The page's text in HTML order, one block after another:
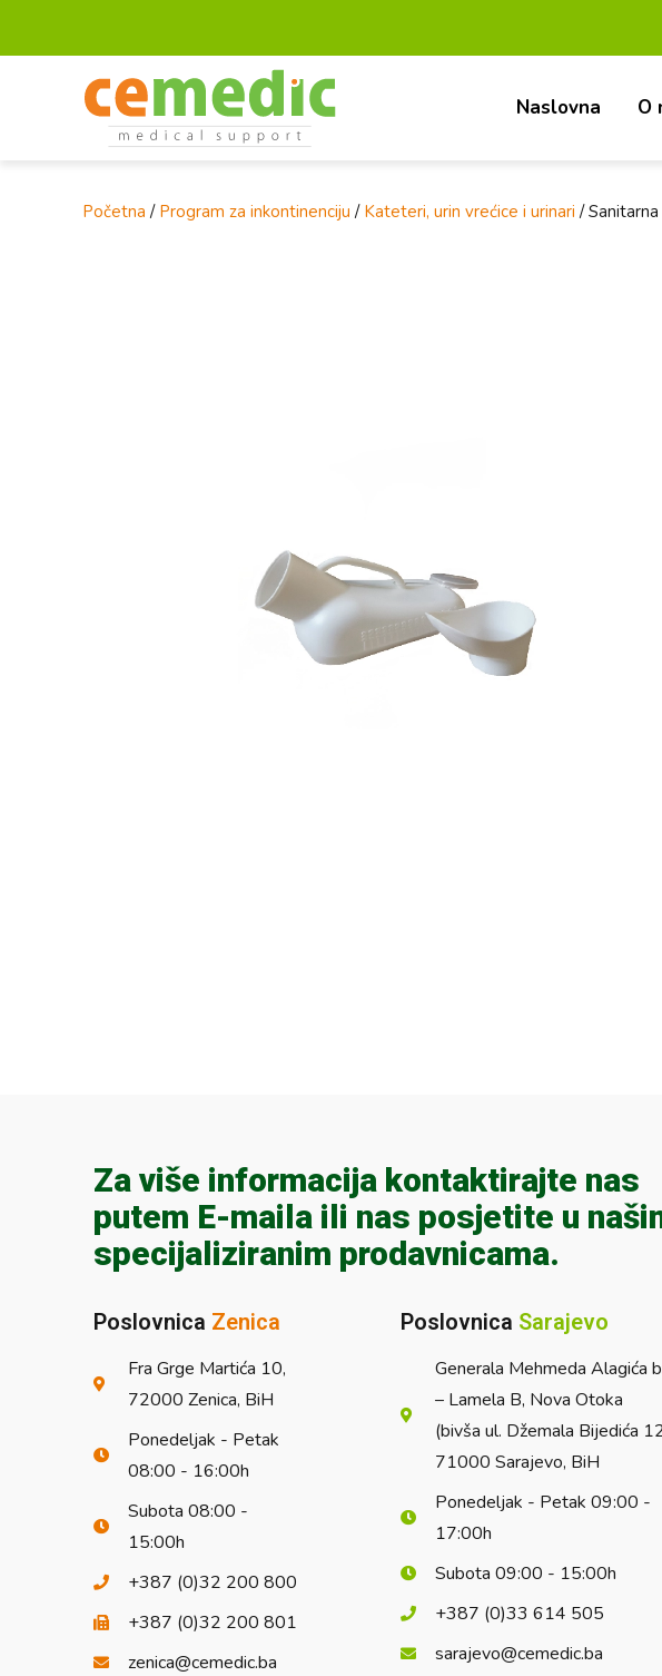
Naslovna O
Početna / Program za inkontinenciju / Kateteri, urin vrećice i urinari /
Za više informacija kontaktirajte nas
putem E-maila ili nas posjetite u
specijaliziranim prodavnicama.
Poslovnica Zenica
Fra Grge Martića 10,
72000 Zenica, BiH
Ponedeljak - Petak
08:00 - 16:00h
Subota 08:00 -
15:00h
+387 (0)32 200 800
+387 (0)32 200 801
zenica@cemedic.ba
Poslovnica Sarajevo
Generala Mehmeda Alagića
– Lamela B, Nova Otoka
(bivša ul. Džemala Bijedića
71000 Sarajevo, BiH
Ponedeljak - Petak 09:00 -
17:00h
Subota 09:00 - 15:00h
+387 (0)33 614 505
sarajevo@cemedic.ba